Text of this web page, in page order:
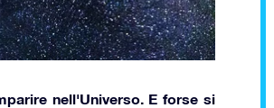
nell'Universo. E forse si